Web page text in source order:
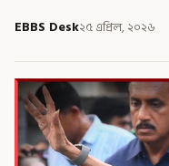
EBBS Desk২৫ এপ্রিল, ২০২৬